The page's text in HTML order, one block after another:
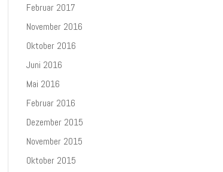
Februar 2017
November 2016
Oktober 2016
Juni 2016
Mai 2016
Februar 2016
Dezember 2015
November 2015
Oktober 2015